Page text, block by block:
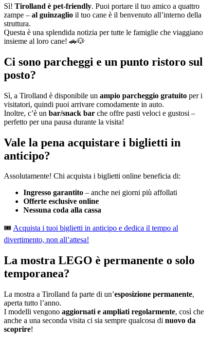
Sì! Tirolland è pet-friendly. Puoi portare il tuo amico a quattro
zampe – al guinzaglio il tuo cane è il benvenuto all’interno della
struttura.
Questa è una splendida notizia per tutte le famiglie che viaggiano
insieme al loro cane! 🚗🐶
Ci sono parcheggi e un punto ristoro sul
posto?
Sì, a Tirolland è disponibile un ampio parcheggio gratuito per i
visitatori, quindi puoi arrivare comodamente in auto.
Inoltre, c’è un bar/snack bar che offre pasti veloci e gustosi –
perfetto per una pausa durante la visita!
Vale la pena acquistare i biglietti in
anticipo?
Assolutamente! Chi acquista i biglietti online beneficia di:
Ingresso garantito – anche nei giorni più affollati
Offerte esclusive online
Nessuna coda alla cassa
🎟️ Acquista i tuoi biglietti in anticipo e dedica il tempo al
divertimento, non all’attesa!
La mostra LEGO è permanente o solo
temporanea?
La mostra a Tirolland fa parte di un’esposizione permanente,
aperta tutto l’anno.
I modelli vengono aggiornati e ampliati regolarmente, così che
anche a una seconda visita ci sia sempre qualcosa di nuovo da
scoprire!